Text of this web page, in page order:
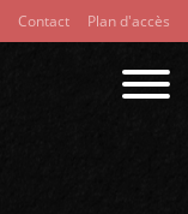
Contact Plan d'accès